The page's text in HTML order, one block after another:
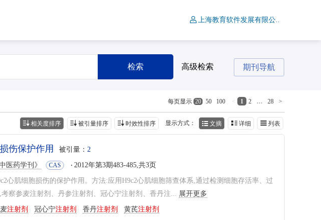
上海教育软件发展有限公..
检索 高级检索 期刊导航
< 1 2 … 28 >
每页显示 20 50 100
显示方式： 文摘 详细 列表
相关度排序 被引量排序 时效性排序
伤保护作用 被引量： 2
医药学刊》 CAS 2012年第3期483-485,共3页
心肌细胞损伤的保护作用。方法:应用H9c2心肌细胞筛查体系,通过检测细胞存活率、过
察参麦注射剂、丹参注射剂、冠心宁注射剂、香丹注... 展开更多
注射剂 冠心宁注射剂 香丹注射剂 黄芪注射剂